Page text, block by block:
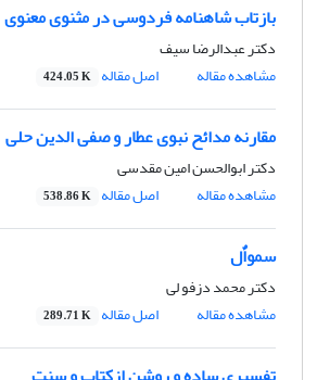
بازتاب شاهنامه فردوسی در مثنوی معنوی
دکتر عبدالرضا سیف
مشاهده مقاله
اصل مقاله 424.05 K
مقارنه مدائح نبوی عطار و صفی الدین حلی
دکتر ابوالحسن امین مقدسى
مشاهده مقاله
اصل مقاله 538.86 K
سمواٌل
دکتر محمد دزفو لى
مشاهده مقاله
اصل مقاله 289.71 K